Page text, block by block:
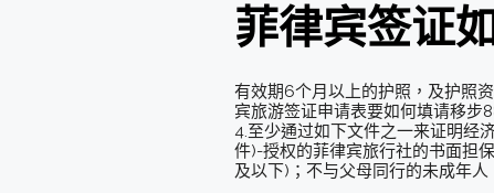
菲律宾签证
有效期6个月以上的护照，及护照
宾旅游签证申请表要如何填请移
4.至少通过如下文件之一来证明经
件)-授权的菲律宾旅行社的书面担
及以下)；不与父母同行的未成年